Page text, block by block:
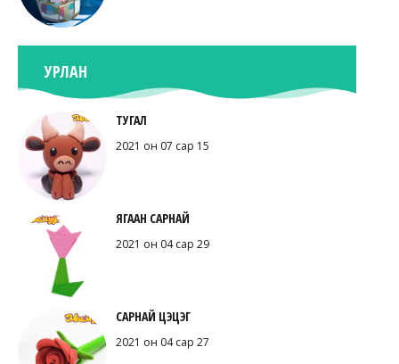
УРЛАН
ТУГАЛ
2021 он 07 сар 15
ЯГААН САРНАЙ
2021 он 04 сар 29
САРНАЙ ЦЭЦЭГ
2021 он 04 сар 27